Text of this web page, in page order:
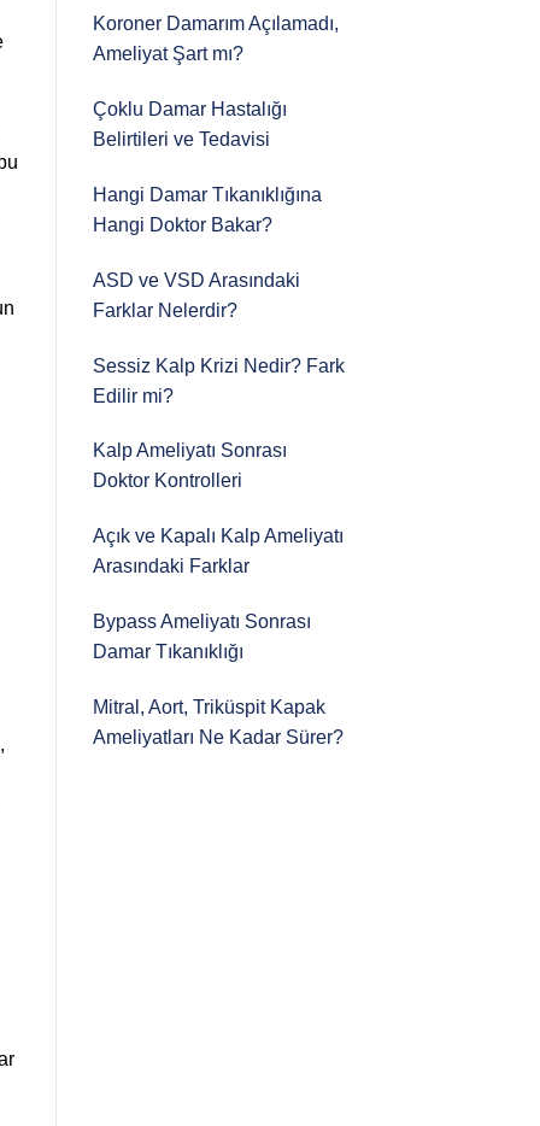
Koroner Damarım Açılamadı,
Ameliyat Şart mı?
Çoklu Damar Hastalığı
Belirtileri ve Tedavisi
Hangi Damar Tıkanıklığına
Hangi Doktor Bakar?
ASD ve VSD Arasındaki
Farklar Nelerdir?
Sessiz Kalp Krizi Nedir? Fark
Edilir mi?
Kalp Ameliyatı Sonrası
Doktor Kontrolleri
Açık ve Kapalı Kalp Ameliyatı
Arasındaki Farklar
Bypass Ameliyatı Sonrası
Damar Tıkanıklığı
Mitral, Aort, Triküspit Kapak
Ameliyatları Ne Kadar Sürer?